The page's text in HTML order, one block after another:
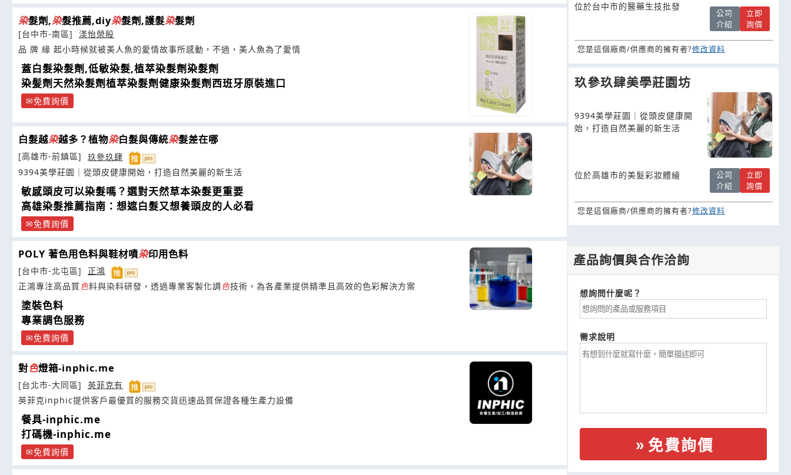
染髮劑,染髮推薦,diy染髮劑,護髮染髮劑
[台中市-南區]
渼怡榮股
品 牌 緣 起小時候就被美人魚的愛情故事所感動，不過，美人魚為了愛情
蓋白髮染髮劑,低敏染髮,植萃染髮劑染髮劑
染髪劑天然染髮劑植萃染髮劑健康染髮劑西班牙原裝進口
免費詢價
白髮越染越多？植物染白髮與傳統染髮差在哪
[高雄市-前鎮區]
玖參玖肆
9394美學莊園｜從頭皮健康開始，打造自然美麗的新生活
敏感頭皮可以染髮嗎？選對天然草本染髮更重要
高雄染髮推薦指南：想遮白髮又想養頭皮的人必看
免費詢價
POLY 著色用色料與鞋材噴染印用色料
[台中市-北屯區]
正鴻
正鴻專注高品質色料與染料研發，透過專業客製化調 色技術，為各產業提供精準且高效的色彩解決方案
塗裝色料
專業調色服務
免費詢價
對色燈箱-inphic.me
[台北市-大同區]
英菲克有
英菲克inphic提供客戶最優質的服務交貨迅速品質保證各種生產力設備
餐具-inphic.me
打碼機-inphic.me
免費詢價
位於台中市的醫藥生技批發
公司
介紹
立即
詢價
您是這個廠商/供應商的擁有者?修改資料
玖參玖肆美學莊園坊
9394美學莊園｜從頭皮健康開
始，打造自然美麗的新生活
位於高雄市的美髮彩妝體繪
公司
介紹
立即
詢價
您是這個廠商/供應商的擁有者?修改資料
產品詢價與合作洽詢
想詢問什麼呢？
需求說明
免費詢價